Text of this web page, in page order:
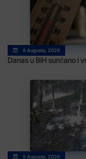
6 Augusta, 2026
Danas u BiH sunčano i
5 Augusta, 2026